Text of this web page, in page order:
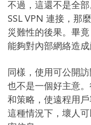
不過，這還不是全
SSL VPN 連接，那
災難性的後果。畢
能夠對內部網絡造成
同樣，使用可公開
也不是一個好主意
和策略，使遠程用
這種情況下，壞人